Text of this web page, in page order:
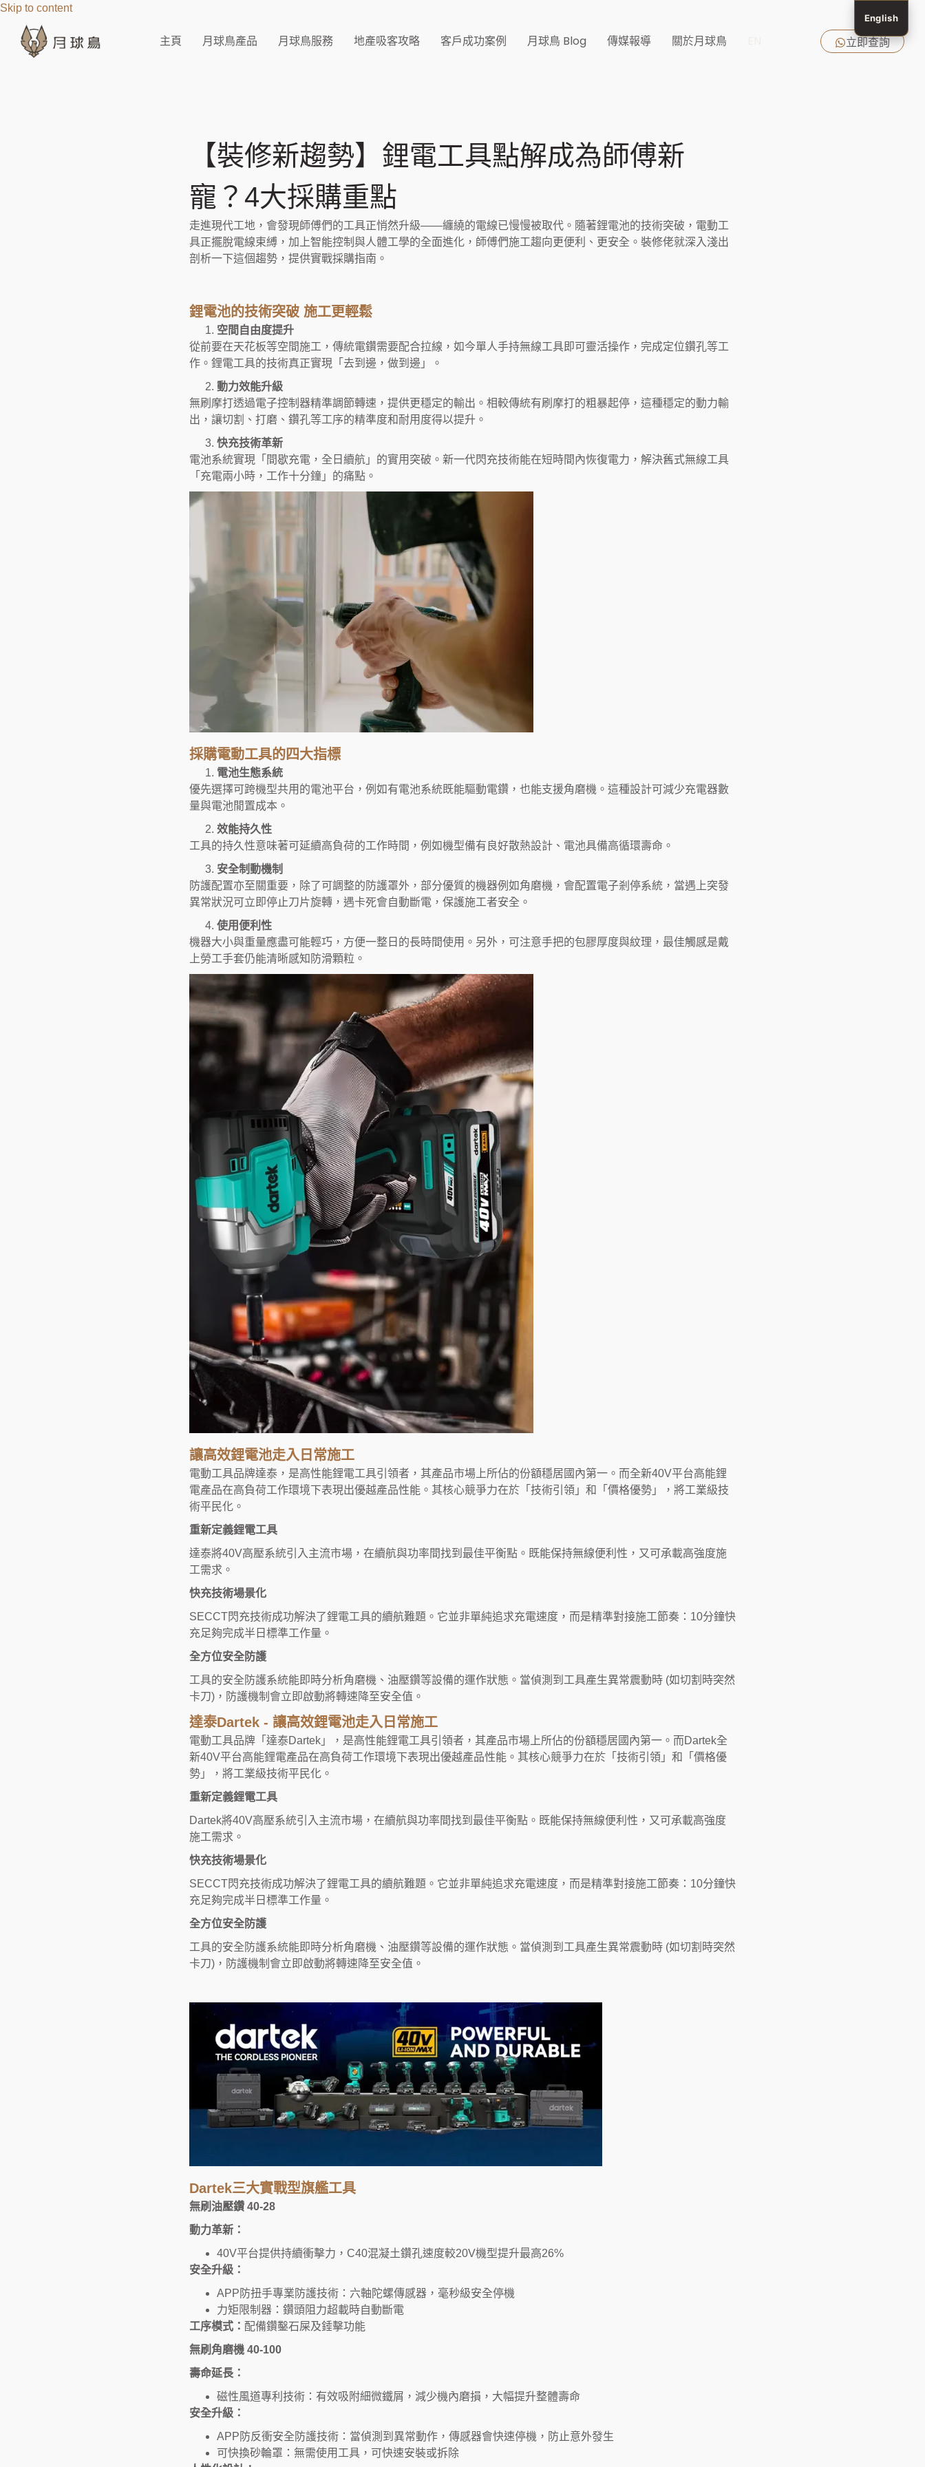
Skip to content
主頁 月球鳥產品 月球鳥服務 地產吸客攻略 客戶成功案例 月球鳥 Blog 傳媒報導 關於月球鳥 立即查詢
【裝修新趨勢】鋰電工具點解成為師傅新
寵？4大採購重點
走進現代工地，會發現師傅們的工具正悄然升級——纏繞的電線已慢慢被取代。隨著鋰電池的技術突破，電動工
具正擺脫電線束縛，加上智能控制與人體工學的全面進化，師傅們施工趨向更便利、更安全。裝修佬就深入淺出
剖析一下這個趨勢，提供實戰採購指南。
鋰電池的技術突破 施工更輕鬆
空間自由度提升
從前要在天花板等空間施工，傳統電鑽需要配合拉線，如今單人手持無線工具即可靈活操作，完成定位鑽孔等工
作。鋰電工具的技術真正實現「去到邊，做到邊」。
動力效能升級
無刷摩打透過電子控制器精準調節轉速，提供更穩定的輸出。相較傳統有刷摩打的粗暴起停，這種穩定的動力輸
出，讓切割、打磨、鑽孔等工序的精準度和耐用度得以提升。
快充技術革新
電池系統實現「間歇充電，全日續航」的實用突破。新一代閃充技術能在短時間內恢復電力，解決舊式無線工具
「充電兩小時，工作十分鐘」的痛點。
採購電動工具的四大指標
電池生態系統
優先選擇可跨機型共用的電池平台，例如有電池系統既能驅動電鑽，也能支援角磨機。這種設計可減少充電器數
量與電池閒置成本。
效能持久性
工具的持久性意味著可延續高負荷的工作時間，例如機型備有良好散熱設計、電池具備高循環壽命。
安全制動機制
防護配置亦至關重要，除了可調整的防護罩外，部分優質的機器例如角磨機，會配置電子剎停系統，當遇上突發
異常狀況可立即停止刀片旋轉，遇卡死會自動斷電，保護施工者安全。
使用便利性
機器大小與重量應盡可能輕巧，方便一整日的長時間使用。另外，可注意手把的包膠厚度與紋理，最佳觸感是戴
上勞工手套仍能清晰感知防滑顆粒。
讓高效鋰電池走入日常施工
電動工具品牌達泰 ，是高性能鋰電工具引領者，其產品市場上所佔的份額穩居國內第一。而全新40V平台高能鋰
電產品在高負荷工作環境下表現出優越產品性能。其核心競爭力在於「技術引領」和「價格優勢」，將工業級技
術平民化。
重新定義鋰電工具
達泰將40V高壓系統引入主流市場，在續航與功率間找到最佳平衡點。既能保持無線便利性，又可承載高強度施
工需求。
快充技術場景化
SECCT閃充技術成功解決了鋰電工具的續航難題。它並非單純追求充電速度，而是精準對接施工節奏：10分鐘快
充足夠完成半日標準工作量。
全方位安全防護
工具的安全防護系統能即時分析角磨機、油壓鑽等設備的運作狀態。當偵測到工具產生異常震動時 (如切割時突然
卡刀)，防護機制會立即啟動將轉速降至安全值。
達泰Dartek - 讓高效鋰電池走入日常施工
電動工具品牌「 達泰Dartek 」，是高性能鋰電工具引領者，其產品市場上所佔的份額穩居國內第一。而Dartek全
新40V平台高能鋰電產品在高負荷工作環境下表現出優越產品性能。其核心競爭力在於「技術引領」和「價格優
勢」，將工業級技術平民化。
重新定義鋰電工具
Dartek將40V高壓系統引入主流市場，在續航與功率間找到最佳平衡點。既能保持無線便利性，又可承載高強度
施工需求。
快充技術場景化
SECCT閃充技術成功解決了鋰電工具的續航難題。它並非單純追求充電速度，而是精準對接施工節奏：10分鐘快
充足夠完成半日標準工作量。
全方位安全防護
工具的安全防護系統能即時分析角磨機、油壓鑽等設備的運作狀態。當偵測到工具產生異常震動時 (如切割時突然
卡刀)，防護機制會立即啟動將轉速降至安全值。
Dartek三大實戰型旗艦工具
無刷油壓鑽 40-28
動力革新：
40V平台提供持續衝擊力，C40混凝土鑽孔速度較20V機型提升最高26%
安全升級：
APP防扭手專業防護技術：六軸陀螺傳感器，毫秒級安全停機
力矩限制器：鑽頭阻力超載時自動斷電
工序模式： 配備鑽鑿石屎及錘擊功能
無刷角磨機 40-100
壽命延長：
磁性風道專利技術：有效吸附細微鐵屑，減少機內磨損，大幅提升整體壽命
安全升級：
APP防反衝安全防護技術：當偵測到異常動作，傳感器會快速停機，防止意外發生
可快換砂輪罩：無需使用工具，可快速安裝或拆除
English